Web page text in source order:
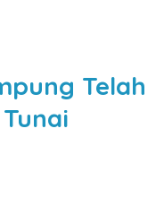
Telah